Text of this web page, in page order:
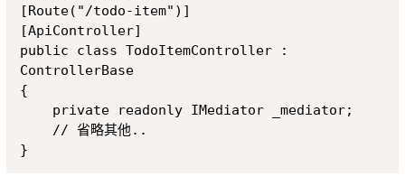
[Route("/todo-item")]
[ApiController]
public class TodoItemController :
ControllerBase
{